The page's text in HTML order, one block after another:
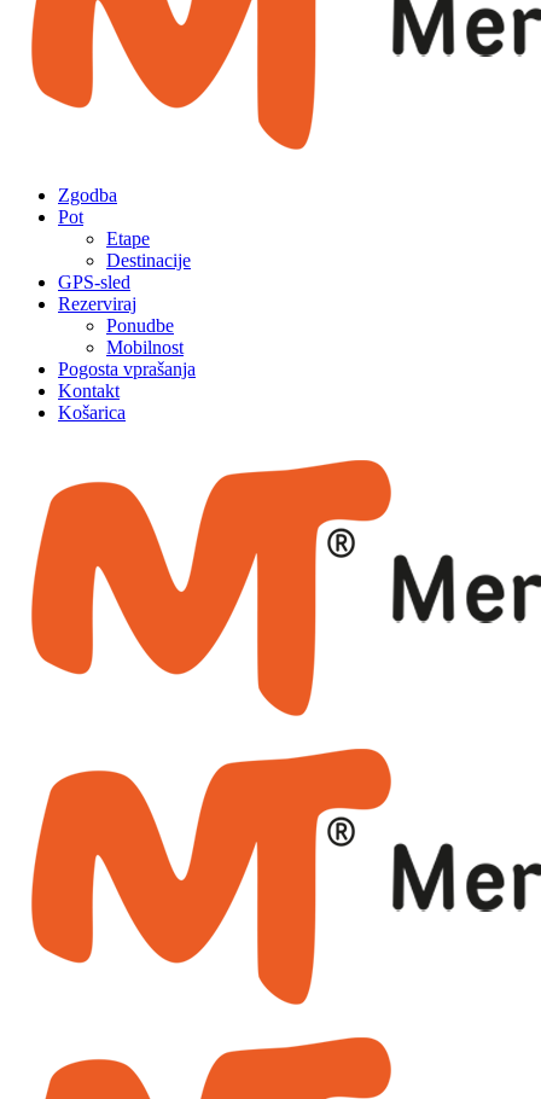
Zgodba
Pot
Etape
Destinacije
GPS-sled
Rezerviraj
Ponudbe
Mobilnost
Pogosta vprašanja
Kontakt
Košarica